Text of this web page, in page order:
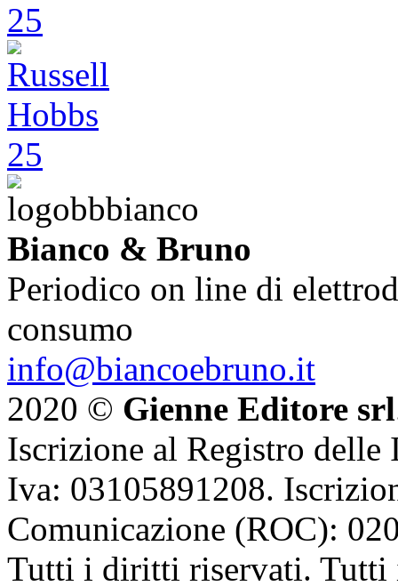
Bianco & Bruno
Periodico on line di
consumo
info@biancoebruno.it
2020 © Gienne Editore srl
Iscrizione al Registro delle
Iva: 03105891208.
Comunicazione (ROC):
Tutti i diritti riservati. Tutti